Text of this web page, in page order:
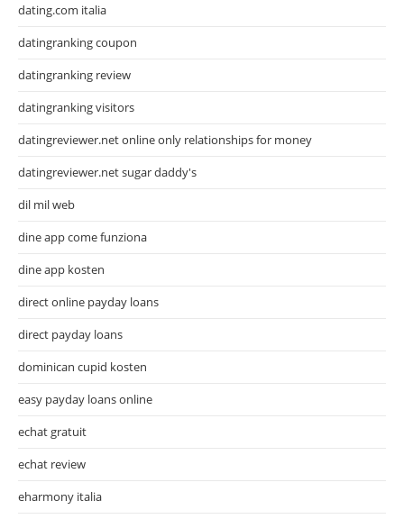
dating.com italia
datingranking coupon
datingranking review
datingranking visitors
datingreviewer.net online only relationships for money
datingreviewer.net sugar daddy's
dil mil web
dine app come funziona
dine app kosten
direct online payday loans
direct payday loans
dominican cupid kosten
easy payday loans online
echat gratuit
echat review
eharmony italia